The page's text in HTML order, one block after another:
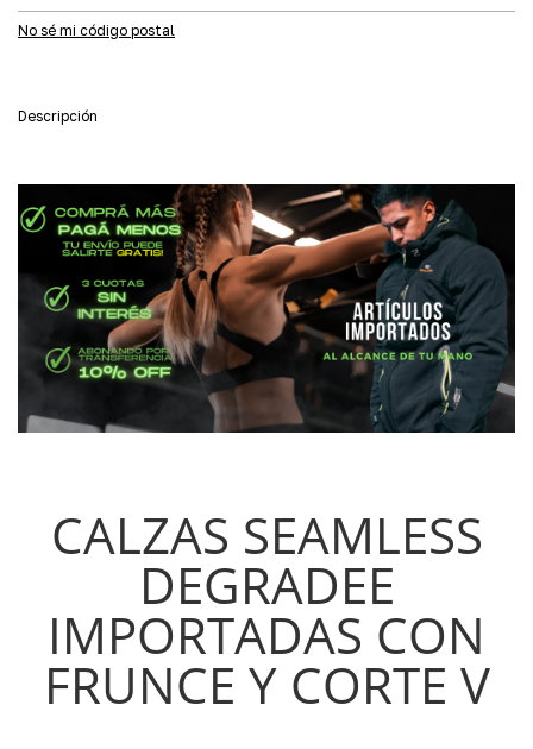
No sé mi código postal
Descripción
CALZAS SEAMLESS
DEGRADEE
IMPORTADAS CON
FRUNCE Y CORTE V